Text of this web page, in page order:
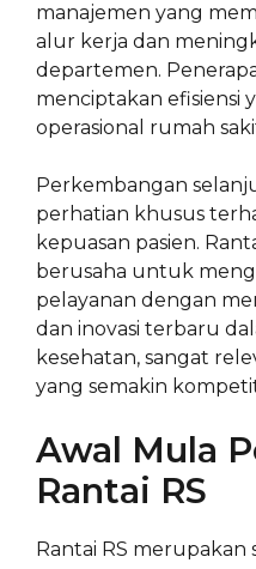
manajemen yang
alur kerja dan
departemen.
menciptakan efisiensi
operasional rumah
Perkembangan
perhatian khusus
kepuasan pasien.
berusaha untuk
pelayanan dengan
dan inovasi terbaru
kesehatan, sangat
yang semakin
Awal Mula
Rantai RS
Rantai RS